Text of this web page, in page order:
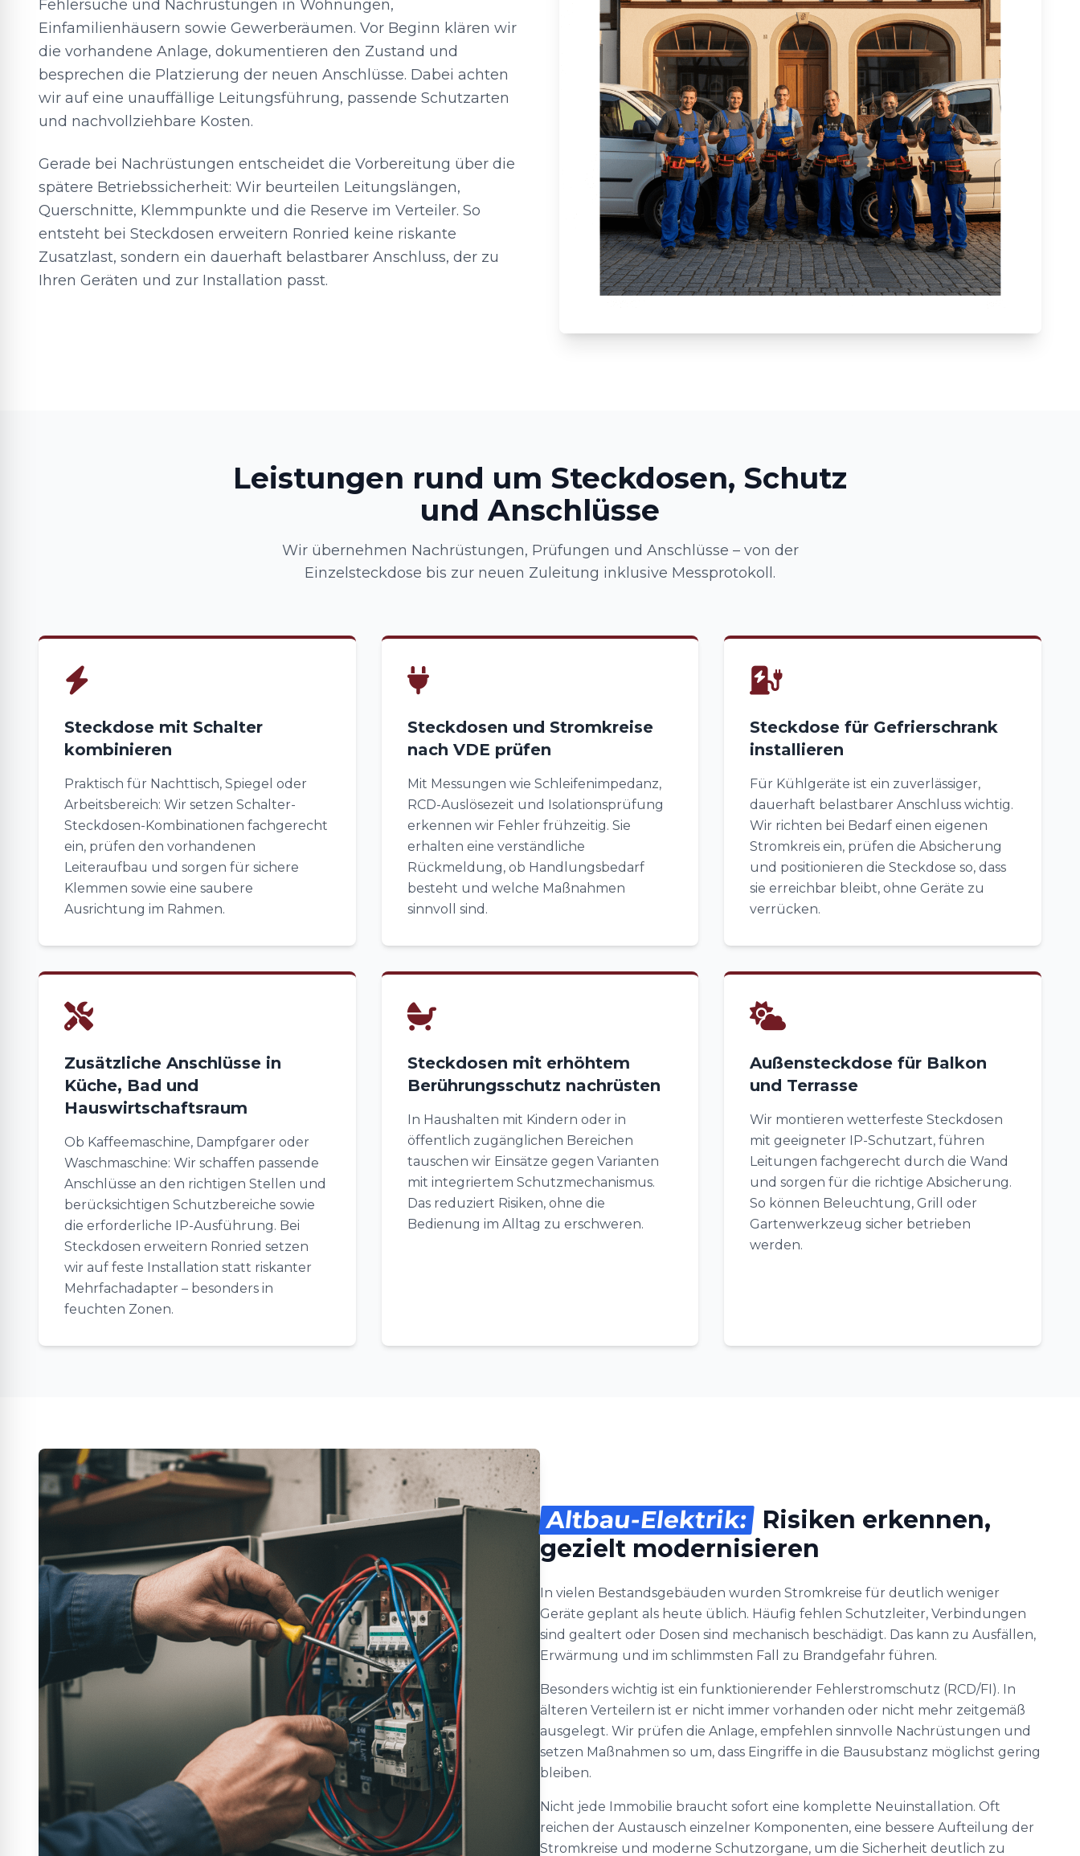
Fehlersuche und Nachrüstungen in Wohnungen,
Einfamilienhäusern sowie Gewerberäumen. Vor Beginn klären wir
die vorhandene Anlage, dokumentieren den Zustand und
besprechen die Platzierung der neuen Anschlüsse. Dabei achten
wir auf eine unauffällige Leitungsführung, passende Schutzarten
und nachvollziehbare Kosten.
Gerade bei Nachrüstungen entscheidet die Vorbereitung über die
spätere Betriebssicherheit: Wir beurteilen Leitungslängen,
Querschnitte, Klemmpunkte und die Reserve im Verteiler. So
entsteht bei Steckdosen erweitern Ronried keine riskante
Zusatzlast, sondern ein dauerhaft belastbarer Anschluss, der zu
Ihren Geräten und zur Installation passt.
Leistungen rund um Steckdosen, Schutz
und Anschlüsse
Wir übernehmen Nachrüstungen, Prüfungen und Anschlüsse – von der
Einzelsteckdose bis zur neuen Zuleitung inklusive Messprotokoll.
Steckdose mit Schalter
kombinieren
Praktisch für Nachttisch, Spiegel oder
Arbeitsbereich: Wir setzen Schalter-
Steckdosen-Kombinationen fachgerecht
ein, prüfen den vorhandenen
Leiteraufbau und sorgen für sichere
Klemmen sowie eine saubere
Ausrichtung im Rahmen.
Steckdosen und Stromkreise
nach VDE prüfen
Mit Messungen wie Schleifenimpedanz,
RCD-Auslösezeit und Isolationsprüfung
erkennen wir Fehler frühzeitig. Sie
erhalten eine verständliche
Rückmeldung, ob Handlungsbedarf
besteht und welche Maßnahmen
sinnvoll sind.
Steckdose für Gefrierschrank
installieren
Für Kühlgeräte ist ein zuverlässiger,
dauerhaft belastbarer Anschluss wichtig.
Wir richten bei Bedarf einen eigenen
Stromkreis ein, prüfen die Absicherung
und positionieren die Steckdose so, dass
sie erreichbar bleibt, ohne Geräte zu
verrücken.
Zusätzliche Anschlüsse in
Küche, Bad und
Hauswirtschaftsraum
Ob Kaffeemaschine, Dampfgarer oder
Waschmaschine: Wir schaffen passende
Anschlüsse an den richtigen Stellen und
berücksichtigen Schutzbereiche sowie
die erforderliche IP-Ausführung. Bei
Steckdosen erweitern Ronried setzen
wir auf feste Installation statt riskanter
Mehrfachadapter – besonders in
feuchten Zonen.
Steckdosen mit erhöhtem
Berührungsschutz nachrüsten
In Haushalten mit Kindern oder in
öffentlich zugänglichen Bereichen
tauschen wir Einsätze gegen Varianten
mit integriertem Schutzmechanismus.
Das reduziert Risiken, ohne die
Bedienung im Alltag zu erschweren.
Außensteckdose für Balkon
und Terrasse
Wir montieren wetterfeste Steckdosen
mit geeigneter IP-Schutzart, führen
Leitungen fachgerecht durch die Wand
und sorgen für die richtige Absicherung.
So können Beleuchtung, Grill oder
Gartenwerkzeug sicher betrieben
werden.
Altbau-Elektrik: Risiken erkennen,
gezielt modernisieren
In vielen Bestandsgebäuden wurden Stromkreise für deutlich weniger
Geräte geplant als heute üblich. Häufig fehlen Schutzleiter, Verbindungen
sind gealtert oder Dosen sind mechanisch beschädigt. Das kann zu Ausfällen,
Erwärmung und im schlimmsten Fall zu Brandgefahr führen.
Besonders wichtig ist ein funktionierender Fehlerstromschutz (RCD/FI). In
älteren Verteilern ist er nicht immer vorhanden oder nicht mehr zeitgemäß
ausgelegt. Wir prüfen die Anlage, empfehlen sinnvolle Nachrüstungen und
setzen Maßnahmen so um, dass Eingriffe in die Bausubstanz möglichst gering
bleiben.
Nicht jede Immobilie braucht sofort eine komplette Neuinstallation. Oft
reichen der Austausch einzelner Komponenten, eine bessere Aufteilung der
Stromkreise und moderne Schutzorgane, um die Sicherheit deutlich zu